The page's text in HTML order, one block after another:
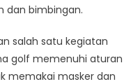
dan bimbingan.
salah satu kegiatan
golf memenuhi aturan
memakai masker dan